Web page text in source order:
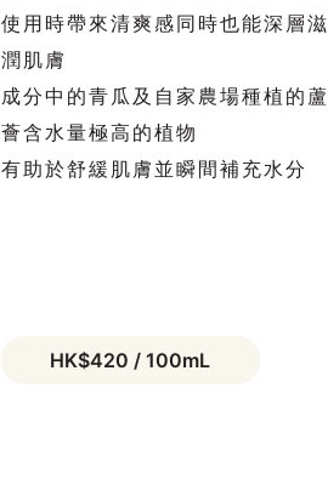
使用時帶來清爽感同時也能深層滋
潤肌膚
成分中的青瓜及自家農場種植的蘆
薈含水量極高的植物
有助於舒緩肌膚並瞬間補充水分
HK$420 / 100mL